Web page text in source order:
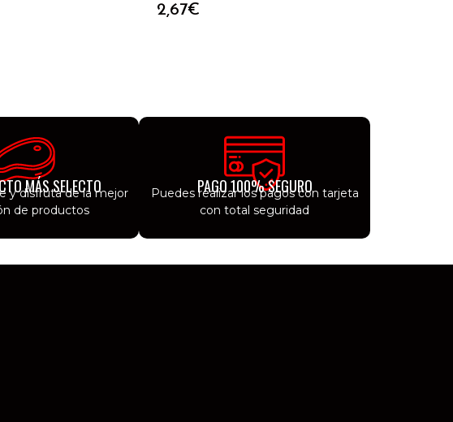
2,67€
MÁS SELECTO
y disfruta de la mejor
de productos
PAGO 100% SEGURO
Puedes realizar los pagos con tarjeta
con total seguridad